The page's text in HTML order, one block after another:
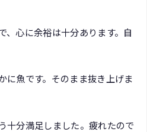
、心に余裕は十分あります。自
に魚です。そのまま抜き上げま
十分満足しました。疲れたので